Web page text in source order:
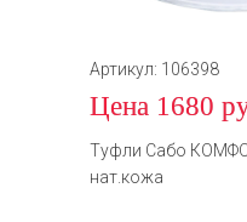
Артикул: 106398
Цена 1680
Туфли Сабо
нат.кожа